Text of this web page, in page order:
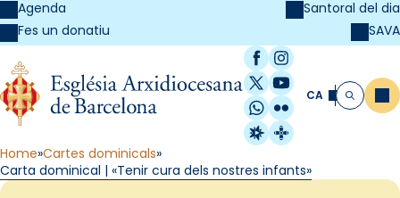
Agenda
Fes un donatiu
Santoral del dia
SAVA
Facebook
Instagram
X / Twitter
YouTube
WhatsApp
Flickr
Radio Estel
Catalunya
CA Cerca
Home Cartes dominicals
Carta dominical | «Tenir cura dels nostres infants»